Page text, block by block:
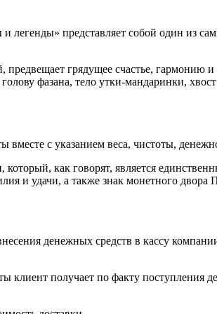
легенды» представляет собой один из
грядущее счастье, гармонию и
фазана, тело утки-мандаринки,
с указанием веса, чистоты,
как говорят, является
и удачи, а также знак монетного двора
денежных средств в кассу
клиент получает по факту поступления